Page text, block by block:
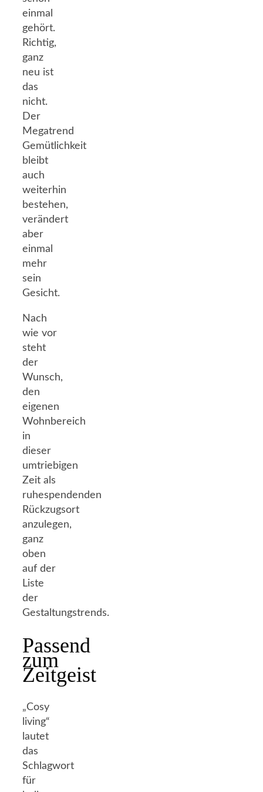
einmal
gehört.
Richtig,
ganz
neu ist
das
nicht.
Der
Megatrend
Gemütlichkeit
bleibt
auch
weiterhin
bestehen,
verändert
aber
einmal
mehr
sein
Gesicht.
Nach
wie vor
steht
der
Wunsch,
den
eigenen
Wohnbereich
in
dieser
umtriebigen
Zeit als
ruhespendenden
Rückzugsort
anzulegen,
ganz
oben
auf der
Liste
der
Gestaltungstrends.
Passend
zum
Zeitgeist
„Cosy
living“
lautet
das
Schlagwort
für